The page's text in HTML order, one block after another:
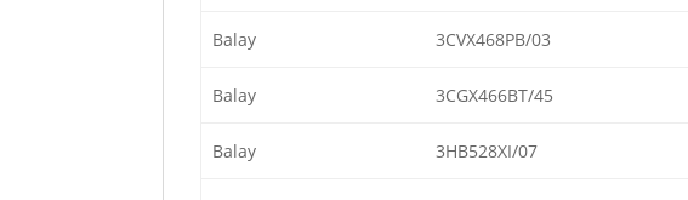
Balay 3CVX468PB/03
Balay 3CGX466BT/45
Balay 3HB528XI/07